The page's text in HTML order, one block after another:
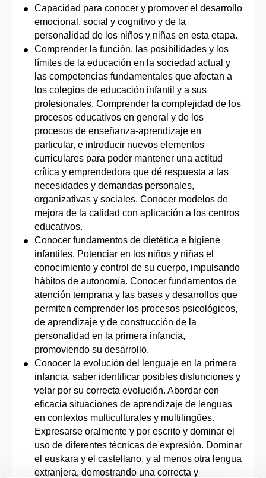
Capacidad para conocer y promover el desarrollo
emocional, social y cognitivo y de la
personalidad de los niños y niñas en esta etapa.
Comprender la función, las posibilidades y los
límites de la educación en la sociedad actual y
las competencias fundamentales que afectan a
los colegios de educación infantil y a sus
profesionales. Comprender la complejidad de los
procesos educativos en general y de los
procesos de enseñanza-aprendizaje en
particular, e introducir nuevos elementos
curriculares para poder mantener una actitud
crítica y emprendedora que dé respuesta a las
necesidades y demandas personales,
organizativas y sociales. Conocer modelos de
mejora de la calidad con aplicación a los centros
educativos.
Conocer fundamentos de dietética e higiene
infantiles. Potenciar en los niños y niñas el
conocimiento y control de su cuerpo, impulsando
hábitos de autonomía. Conocer fundamentos de
atención temprana y las bases y desarrollos que
permiten comprender los procesos psicológicos,
de aprendizaje y de construcción de la
personalidad en la primera infancia,
promoviendo su desarrollo.
Conocer la evolución del lenguaje en la primera
infancia, saber identificar posibles disfunciones y
velar por su correcta evolución. Abordar con
eficacia situaciones de aprendizaje de lenguas
en contextos multiculturales y multilingües.
Expresarse oralmente y por escrito y dominar el
uso de diferentes técnicas de expresión. Dominar
el euskara y el castellano, y al menos otra lengua
extranjera, demostrando una correcta y